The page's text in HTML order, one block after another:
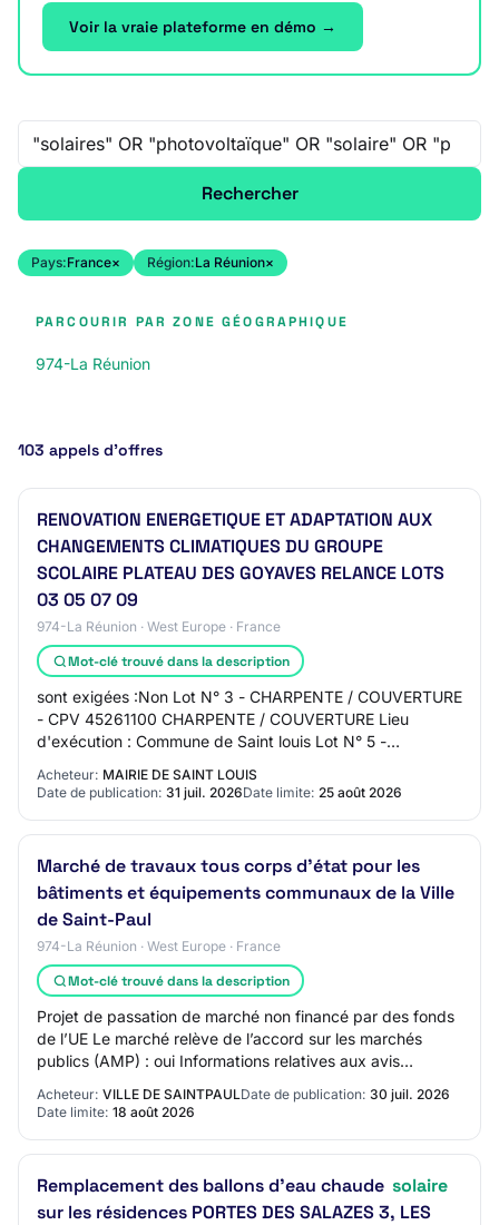
Voir la vraie plateforme en démo →
Recherche libre
Rechercher
Pays:France× Région:La Réunion×
PARCOURIR PAR ZONE GÉOGRAPHIQUE
974-La Réunion
103 appels d’offres
RENOVATION ENERGETIQUE ET ADAPTATION AUX
CHANGEMENTS CLIMATIQUES DU GROUPE
SCOLAIRE PLATEAU DES GOYAVES RELANCE LOTS
03 05 07 09
974-La Réunion · West Europe · France
Mot-clé trouvé dans la description
sont exigées :Non Lot N° 3 - CHARPENTE / COUVERTURE
- CPV 45261100 CHARPENTE / COUVERTURE Lieu
d'exécution : Commune de Saint louis Lot N° 5 -
d'exécution :…
Acheteur: MAIRIE DE SAINT LOUIS
Date de publication: 31 juil. 2026Date limite: 25 août 2026
Marché de travaux tous corps d'état pour les
bâtiments et équipements communaux de la Ville
de Saint-Paul
974-La Réunion · West Europe · France
Mot-clé trouvé dans la description
Projet de passation de marché non financé par des fonds
de l’UE Le marché relève de l’accord sur les marchés
publics (AMP) : oui Informations relatives aux avis
Acheteur: VILLE DE SAINTPAULDate de publication: 30 juil. 2026
Date limite: 18 août 2026
Remplacement des ballons d'eau chaude solaire
sur les résidences PORTES DES SALAZES 3, LES